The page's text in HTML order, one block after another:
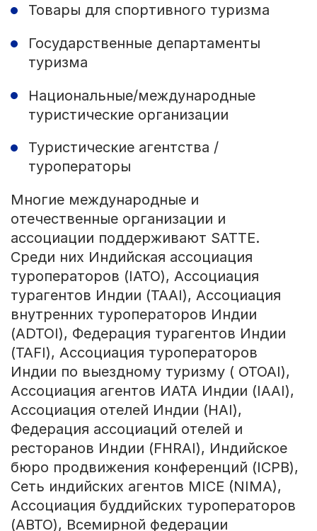
Товары для спортивного туризма
Государственные департаменты
туризма
Национальные/международные
туристические организации
Туристические агентства /
туроператоры
Многие международные и
отечественные организации и
ассоциации поддерживают SATTE.
Среди них Индийская ассоциация
туроператоров (IATO), Ассоциация
турагентов Индии (TAAI), Ассоциация
внутренних туроператоров Индии
(ADTOI), Федерация турагентов Индии
(TAFI), Ассоциация туроператоров
Индии по выездному туризму ( OTOAI),
Ассоциация агентов ИАТА Индии (IAAI),
Ассоциация отелей Индии (HAI),
Федерация ассоциаций отелей и
ресторанов Индии (FHRAI), Индийское
бюро продвижения конференций (ICPB),
Сеть индийских агентов MICE (NIMA),
Ассоциация буддийских туроператоров
(ABTO), Всемирной федерации